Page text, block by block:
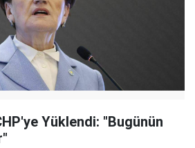
Yüklendi: "Bugünün